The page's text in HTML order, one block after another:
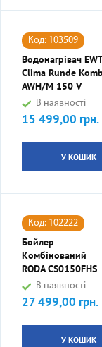
Код: 103509
Водонагрівач EWT
Clima Runde
AWH/M 150 V
В наявності
Ціна
15 499,00 грн.
У КОШИК
Код: 102222
Бойлер
Комбінований
RODA CS0150FHS
В наявності
Ціна
27 499,00 грн.
У КОШИК